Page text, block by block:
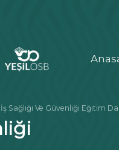
Sağlığı Ve Güvenliği Eğitim